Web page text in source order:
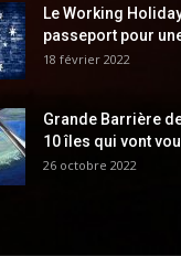
Le Working
passeport pour
18 février 2022
Grande Barrière
10 îles qui vont
26 octobre 2022